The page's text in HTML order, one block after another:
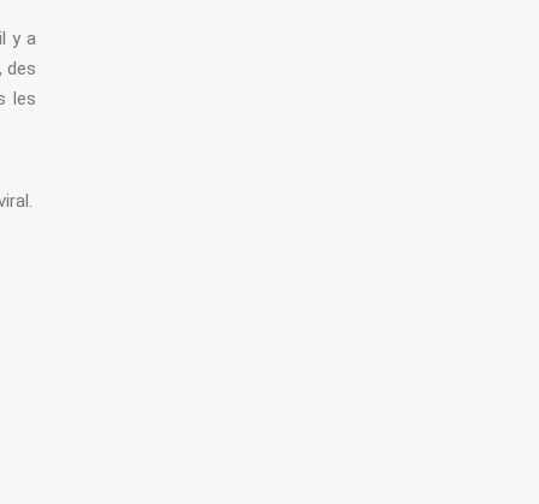
y a
des
les